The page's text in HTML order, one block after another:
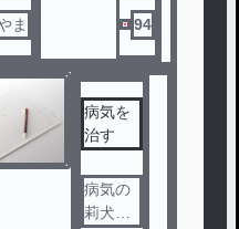
ま 94
病気を
治す
病気の
莉犬く